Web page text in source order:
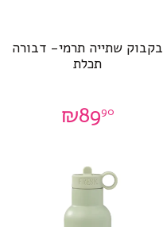
בקבוק שתייה תרמי- דבורה
תכלת
₪8990